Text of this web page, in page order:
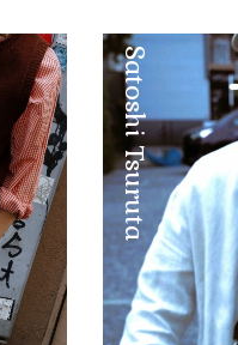
Satoshi Tsuruta